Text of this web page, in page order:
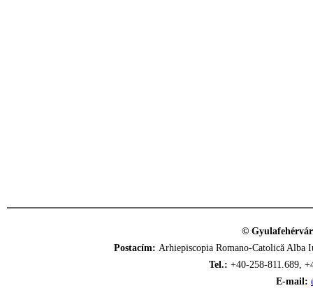
©
Postacím: Arhiepiscopia Romano-Catolică
Tel.: +40-258-811.689,
E-mail: